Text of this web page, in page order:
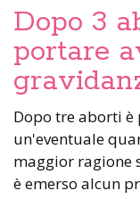
Dopo 3
portare
Dopo tre aborti è possibile senza dubbio che
un'eventuale
maggior ragione
è emerso alcun